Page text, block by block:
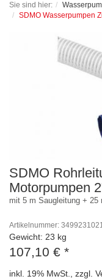
Sie sind hier:
SDMO Wasserpumpen
SDMO
Motorpumpen
mit 5 m Saugleitung + 25
Artikelnummer:
Gewicht: 23 kg
107,10 € *
inkl. 19% MwSt., zzgl.